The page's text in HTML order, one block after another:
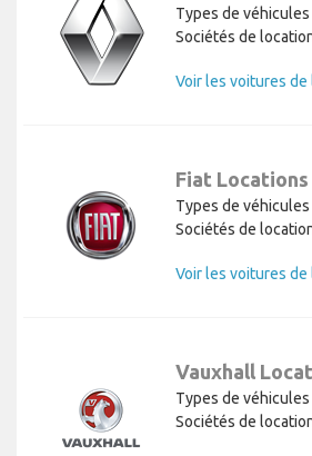
Types de véhicules
Sociétés de
Voir les voitures
Fiat Locations
Types de véhicules
Sociétés de
Voir les voitures de
Vauxhall
Types de véhicules
Sociétés de